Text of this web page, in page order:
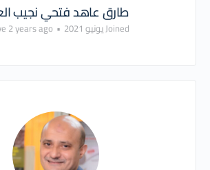
طارق عاهد فتحي نجيب
Joined يونيو 2021 •
2 years ago